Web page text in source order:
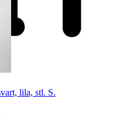
lila, stl. S.